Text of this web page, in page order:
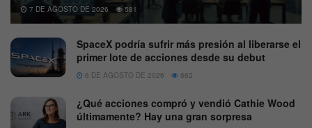
7 DE AGOSTO DE 2026 581
SpaceX podría sufrir más presión al liberarse el
primer lote de acciones desde su debut
6 DE AGOSTO DE 2026 662
¿Qué acciones compró y vendió Cathie Wood
últimamente? Hay una gran sorpresa